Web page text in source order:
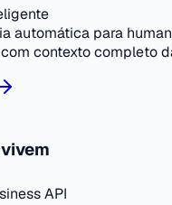
automática para
contexto completo
API